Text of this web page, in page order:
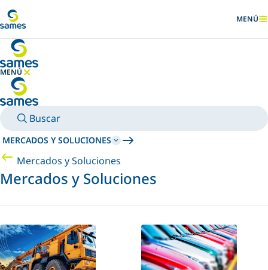
MENÚ
MENÚ
OCULTAR MENÚ
Buscar
MERCADOS Y SOLUCIONES
Mercados y Soluciones
Mercados y Soluciones